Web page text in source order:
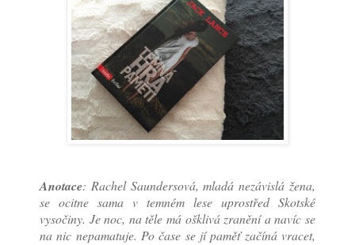
Anotace: Rachel Saundersová, mladá nezávislá žena,
se ocitne sama v temném lese uprostřed Skotské
vysočiny. Je noc, na těle má ošklivá zranění a navíc se
na nic nepamatuje. Po čase se jí paměť začíná vracet,